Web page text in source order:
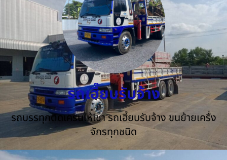
รถเฮี๊ยบรับจ้าง
รถบรรทุกติดเครนให้เช่า รถเฮี้ยบรับจ้าง ขนย้ายเครื่ง
จักรทุกชนิด